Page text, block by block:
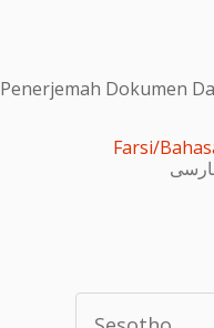
Penerjemah Dokumen
Farsi/